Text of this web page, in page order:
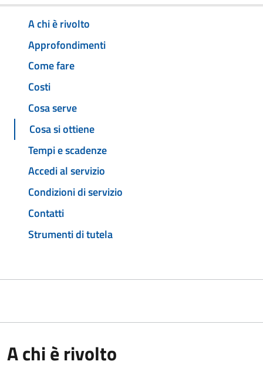
A chi è rivolto
Approfondimenti
Come fare
Costi
Cosa serve
Cosa si ottiene
Tempi e scadenze
Accedi al servizio
Condizioni di servizio
Contatti
Strumenti di tutela
A chi è rivolto